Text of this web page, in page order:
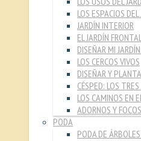
LOS ESPACIOS
JARDÍN INTERIOR
EL JARDÍN
DISEÑAR MI
LOS CERCOS VIVOS
DISEÑAR Y
CÉSPED: LOS
LOS CAMINOS EN
ADORNOS Y
PODA
PODA DE